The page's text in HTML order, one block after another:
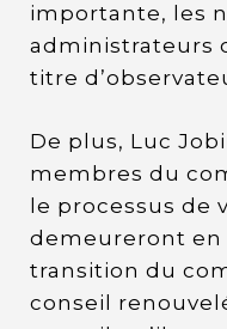
importante, les
administrateurs
titre
De plus, Luc
membres du
le processus de
demeureront
transition du
conseil